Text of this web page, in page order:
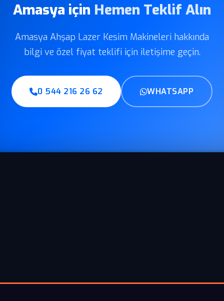
Amasya için Hemen Teklif Alın
Amasya Ahşap Lazer Kesim Makineleri hakkında
bilgi ve özel fiyat teklifi için iletişime geçin.
0 544 216 26 62 WHATSAPP